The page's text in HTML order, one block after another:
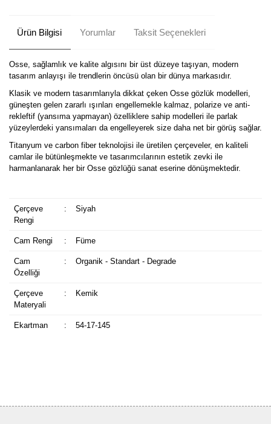
Ürün Bilgisi Yorumlar Taksit Seçenekleri
Osse, sağlamlık ve kalite algısını bir üst düzeye taşıyan, modern
tasarım anlayışı ile trendlerin öncüsü olan bir dünya markasıdır.
Klasik ve modern tasarımlarıyla dikkat çeken Osse gözlük modelleri,
güneşten gelen zararlı ışınları engellemekle kalmaz, polarize ve anti-
rekleftif (yansıma yapmayan) özelliklere sahip modelleri ile parlak
yüzeylerdeki yansımaları da engelleyerek size daha net bir görüş sağlar.
Titanyum ve carbon fiber teknolojisi ile üretilen çerçeveler, en kaliteli
camlar ile bütünleşmekte ve tasarımcılarının estetik zevki ile
harmanlanarak her bir Osse gözlüğü sanat eserine dönüşmektedir.
Çerçeve
Rengi
: Siyah
Cam Rengi : Füme
Cam
Özelliği
: Organik - Standart - Degrade
Çerçeve
Materyali
: Kemik
Ekartman : 54-17-145